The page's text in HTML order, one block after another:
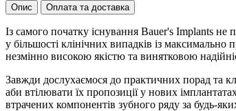
Опис Оплата та доставка
Із самого початку існування Bauer's Implants
у більшості клінічних випадків із
незмінно високою якістю та винятковою
Завжди дослухаємося до практичних порад та
аби втілювати їх пропозиції у нових
втрачених компонентів зубного ряду за будь-